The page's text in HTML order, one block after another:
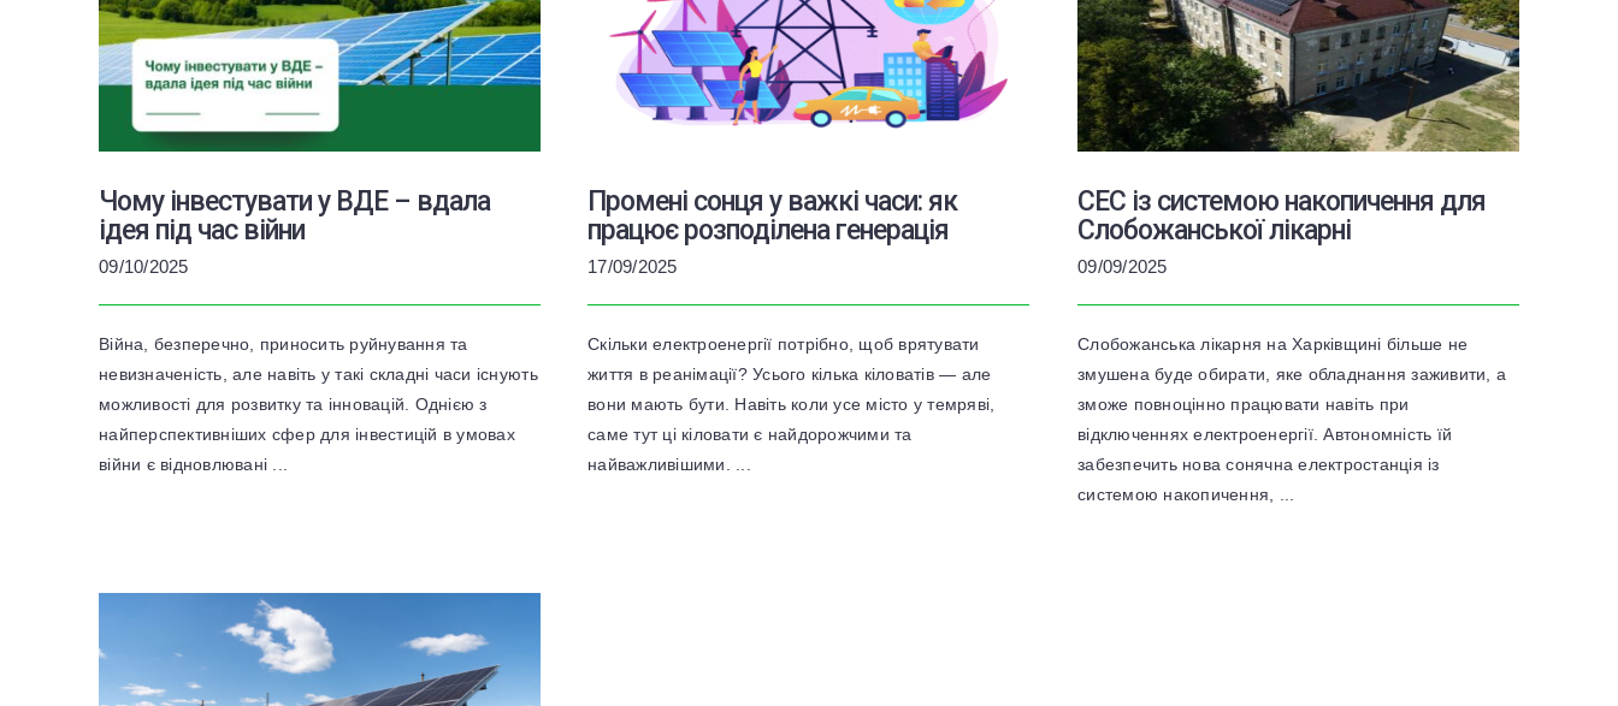
Чому інвестувати у ВДЕ – вдала
ідея під час війни
09/10/2025
Війна, безперечно, приносить руйнування та
невизначеність, але навіть у такі складні часи існують
можливості для розвитку та інновацій. Однією з
найперспективніших сфер для інвестицій в умовах
війни є відновлювані ...
Промені сонця у важкі часи: як
працює розподілена генерація
17/09/2025
Скільки електроенергії потрібно, щоб врятувати
життя в реанімації? Усього кілька кіловатів — але
вони мають бути. Навіть коли усе місто у темряві,
саме тут ці кіловати є найдорожчими та
найважливішими. ...
СЕС із системою накопичення для
Слобожанської лікарні
09/09/2025
Слобожанська лікарня на Харківщині більше не
змушена буде обирати, яке обладнання заживити, а
зможе повноцінно працювати навіть при
відключеннях електроенергії. Автономність їй
забезпечить нова сонячна електростанція із
системою накопичення, ...